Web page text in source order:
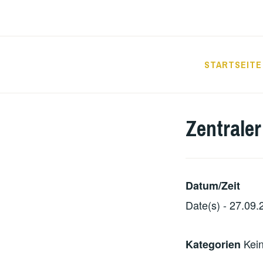
STARTSEITE
Datum/Zeit
Date(s) -
Kategorien